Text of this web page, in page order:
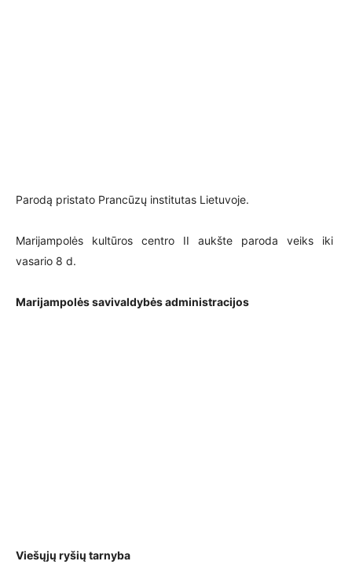
Parodą pristato Prancūzų institutas Lietuvoje.
Marijampolės kultūros centro II aukšte paroda veiks iki
vasario 8 d.
Marijampolės savivaldybės administracijos
Viešųjų ryšių tarnyba